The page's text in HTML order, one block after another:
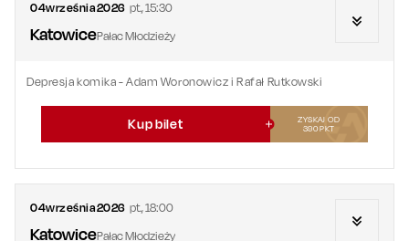
04września2026 pt.,15:30
KatowicePałac Młodzieży
Depresja komika - Adam Woronowicz i Rafał Rutkowski
Kup bilet
ZYSKAJ OD
390PKT
04września2026 pt.,18:00
KatowicePałac Młodzieży